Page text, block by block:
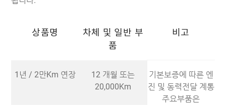
상품명
차체 및 일반 부
품
비고
1년 / 2만Km 연장
12 개월 또는
20,000Km
기본보증에 따른 엔
진 및 동력전달 계통
주요부품은